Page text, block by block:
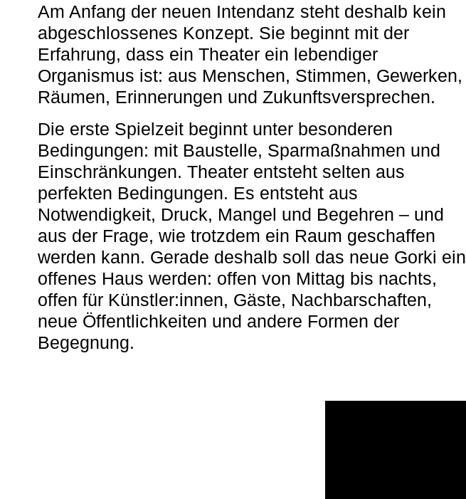
Am Anfang der neuen Intendanz steht deshalb kein
abgeschlossenes Konzept. Sie beginnt mit der
Erfahrung, dass ein Theater ein lebendiger
Organismus ist: aus Menschen, Stimmen, Gewerken,
Räumen, Erinnerungen und Zukunftsversprechen.
Die erste Spielzeit beginnt unter besonderen
Bedingungen: mit Baustelle, Sparmaßnahmen und
Einschränkungen. Theater entsteht selten aus
perfekten Bedingungen. Es entsteht aus
Notwendigkeit, Druck, Mangel und Begehren – und
aus der Frage, wie trotzdem ein Raum geschaffen
werden kann. Gerade deshalb soll das neue Gorki ein
offenes Haus werden: offen von Mittag bis nachts,
offen für Künstler:innen, Gäste, Nachbarschaften,
neue Öffentlichkeiten und andere Formen der
Begegnung.